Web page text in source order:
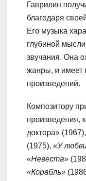
Гаврилин
благодаря
Его музыка
глубиной
звучания. Она
жанры, и имеет
произведений.
Композитору
произведения,
доктора» (1967),
(1975), «У
«Невеста»
«Корабль»